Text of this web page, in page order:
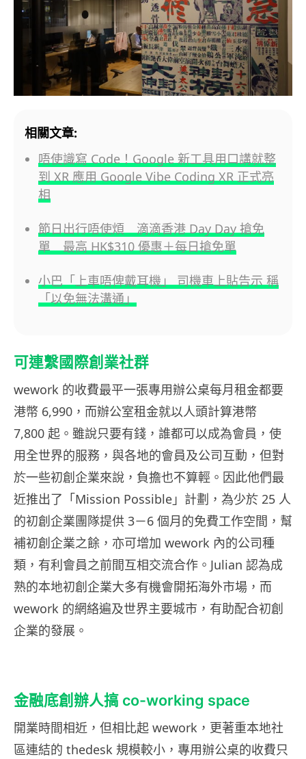
相關文章:
唔使識寫 Code！Google 新工具用口講就整
到 XR 應用 Google Vibe Coding XR 正式亮
相
節日出行唔使煩 滴滴香港 Day Day 搶免
單 最高 HK$310 優惠＋每日搶免單
小巴「上車唔俾戴耳機」 司機車上貼告示 稱
「以免無法溝通」
可連繫國際創業社群
wework 的收費最平一張專用辦公桌每月租金都要
港幣 6,990，而辦公室租金就以人頭計算港幣
7,800 起。雖說只要有錢，誰都可以成為會員，使
用全世界的服務，與各地的會員及公司互動，但對
於一些初創企業來說，負擔也不算輕。因此他們最
近推出了「Mission Possible」計劃，為少於 25 人
的初創企業團隊提供 3－6 個月的免費工作空間，幫
補初創企業之餘，亦可增加 wework 內的公司種
類，有利會員之前間互相交流合作。Julian 認為成
熟的本地初創企業大多有機會開拓海外市場，而
wework 的網絡遍及世界主要城市，有助配合初創
企業的發展。
金融底創辦人搞 co-working space
開業時間相近，但相比起 wework，更著重本地社
區連結的 thedesk 規模較小，專用辦公桌的收費只